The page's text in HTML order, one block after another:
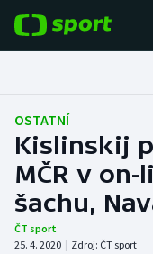
Fotbal
Hokej
Tenis
Atletika
OSTATNÍ
Kislinskij
MČR v
šachu,
ČT sport
25. 4. 2020 | Zdroj: ČT sport